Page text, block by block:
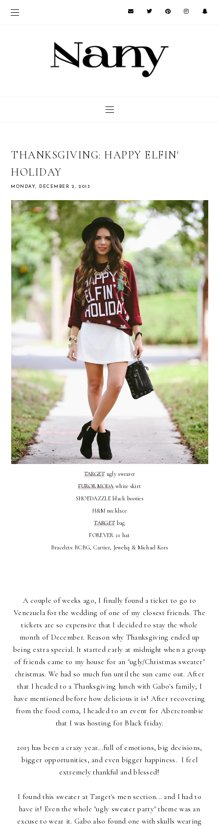
THANKSGIVING: HAPPY ELFIN'
HOLIDAY
MONDAY, DECEMBER 2, 2013
TARGET ugly sweater
FUROR MODAwhite skirt
SHOEDAZZLE black booties
H&M necklace
TARGET bag
FOREVER 21 hat
Bracelets: BCBG, Cartier, Jeweliq & Michael Kors
A couple of weeks ago, I finally found a ticket to go to
Venezuela for the wedding of one of my closest friends. The
tickets are so expensive that I decided to stay the whole
month of December. Reason why Thanksgiving ended up
being extra special. It started early at midnight when a group
of friends came to my house for an "ugly/Christmas sweater"
christmas. We had so much fun until the sun came out. After
that I headed to a Thanksgiving lunch with Gabo's family; I
have mentioned before how delicious it is! After recovering
from the food coma, I headed to an event for Abercrombie
that I was hosting for Black friday.
2013 has been a crazy year...full of emotions, big decisions,
bigger opportunities, and even bigger happiness. I feel
extremely thankful and blessed!
I found this sweater at Target's men section... and I had to
have it! Even the whole "ugly sweater party" theme was an
excuse to wear it. Gabo also found one with skulls wearing